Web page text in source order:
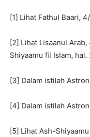
[1] Lihat Fathul Baari,
[2] Lihat Lisaanul
Shiyaamu fil Islam, hal.
[3] Dalam istilah
[4] Dalam istilah
[5] Lihat Ash-